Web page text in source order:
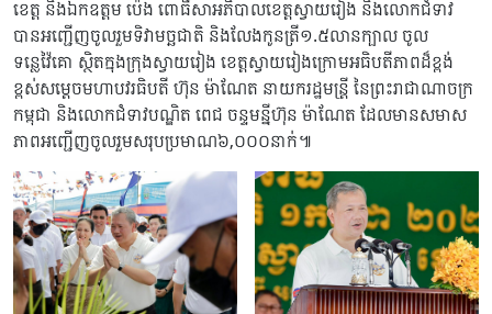
ខេត្ត​ និងឯកឧត្តម​ ប៉េង​ ពោធិ៍​សា​អភិបាលខេត្តស្វាយរៀង​ និងលោកជំទាវ
បានអញ្ជេីញចូលរួមទិវាមច្ឆជាតិ និងលែង​កូន​ត្រី១.៥លានក្បាល ចូល
ទន្លេវ៉ៃគោ ស្ថិតក្នុងក្រុងស្វាយរៀង ខេត្តស្វាយរៀងក្រោមអធិបតីភាពដ៏ខ្ពង់
ខ្ពស់សម្តេចមហាបវរធិបតី ហ៊ុន ម៉ាណែត នាយករដ្ឋមន្ត្រី​ នៃព្រះរាជាណាចក្រ
កម្ពុជា និងលោកជំទាវ​បណ្ឌិត​ ពេជ​ ចន្ទមន្នីហ៊ុន​ ម៉ាណែត​ ដែលមានសមាស
ភាពអញ្ជេីញចូលរួមសរុបប្រមាណ៦,០០០នាក់៕